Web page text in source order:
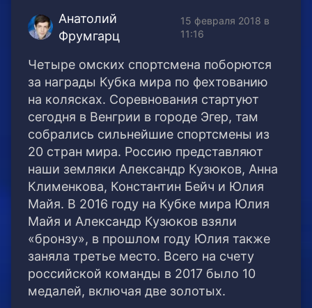
Анатолий
Фрумгарц
15 февраля 2018 в
11:16
Четыре омских спортсмена поборются
за награды Кубка мира по фехтованию
на колясках. Соревнования стартуют
сегодня в Венгрии в городе Эгер, там
собрались сильнейшие спортсмены из
20 стран мира. Россию представляют
наши земляки Александр Кузюков, Анна
Клименкова, Константин Бейч и Юлия
Майя. В 2016 году на Кубке мира Юлия
Майя и Александр Кузюков взяли
«бронзу», в прошлом году Юлия также
заняла третье место. Всего на счету
российской команды в 2017 было 10
медалей, включая две золотых.